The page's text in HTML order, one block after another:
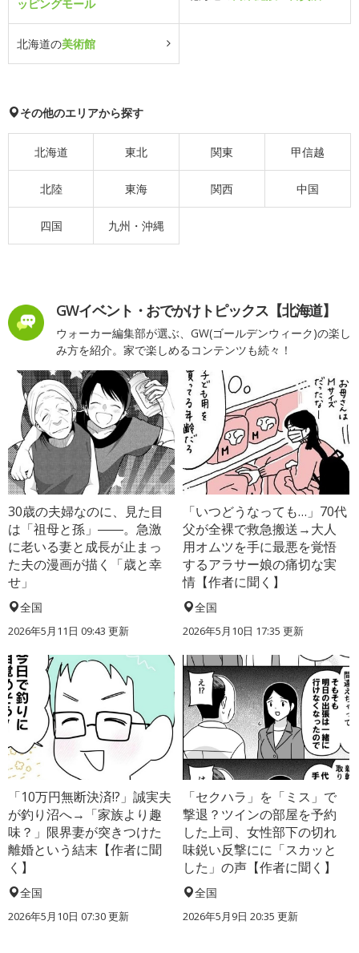
ッピングモール
北海道の美術館
その他のエリアから探す
北海道 東北 関東 甲信越
北陸 東海 関西 中国
四国 九州・沖縄
GWイベント・おでかけトピックス【北海道】
ウォーカー編集部が選ぶ、GW(ゴールデンウィーク)の楽し
み方を紹介。家で楽しめるコンテンツも続々！
30歳の夫婦なのに、見た目
は「祖母と孫」――。急激
に老いる妻と成長が止まっ
た夫の漫画が描く「歳と幸
せ」
全国
2026年5月11日 09:43 更新
「いつどうなっても…」70代
父が全裸で救急搬送→大人
用オムツを手に最悪を覚悟
するアラサー娘の痛切な実
情【作者に聞く】
全国
2026年5月10日 17:35 更新
「10万円無断決済!?」誠実夫
が釣り沼へ→「家族より趣
味？」限界妻が突きつけた
離婚という結末【作者に聞
く】
全国
2026年5月10日 07:30 更新
「セクハラ」を「ミス」で
撃退？ツインの部屋を予約
した上司、女性部下の切れ
味鋭い反撃にに「スカッと
した」の声【作者に聞く】
全国
2026年5月9日 20:35 更新